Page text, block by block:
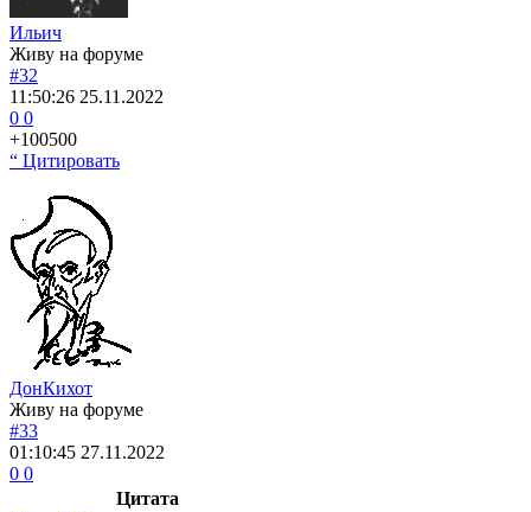
Ильич
Живу на форуме
#32
11:50:26 25.11.2022
0 0
+100500
“ Цитировать
ДонКихот
Живу на форуме
#33
01:10:45 27.11.2022
0 0
Цитата